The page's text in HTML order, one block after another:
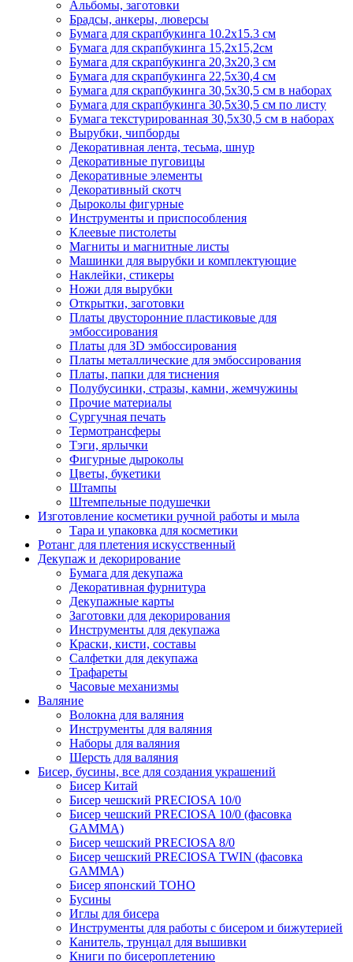
Альбомы, заготовки
Брадсы, анкеры, люверсы
Бумага для скрапбукинга 10.2х15.3 см
Бумага для скрапбукинга 15,2х15,2см
Бумага для скрапбукинга 20,3х20,3 см
Бумага для скрапбукинга 22,5х30,4 см
Бумага для скрапбукинга 30,5х30,5 см в наборах
Бумага для скрапбукинга 30,5х30,5 см по листу
Бумага текстурированная 30,5х30,5 см в наборах
Вырубки, чипборды
Декоративная лента, тесьма, шнур
Декоративные пуговицы
Декоративные элементы
Декоративный скотч
Дыроколы фигурные
Инструменты и приспособления
Клеевые пистолеты
Магниты и магнитные листы
Машинки для вырубки и комплектующие
Наклейки, стикеры
Ножи для вырубки
Открытки, заготовки
Платы двусторонние пластиковые для
эмбоссирования
Платы для 3D эмбоссирования
Платы металлические для эмбоссирования
Платы, папки для тиснения
Полубусинки, стразы, камни, жемчужины
Прочие материалы
Сургучная печать
Термотрансферы
Тэги, ярлычки
Фигурные дыроколы
Цветы, букетики
Штампы
Штемпельные подушечки
Изготовление косметики ручной работы и мыла
Тара и упаковка для косметики
Ротанг для плетения искусственный
Декупаж и декорирование
Бумага для декупажа
Декоративная фурнитура
Декупажные карты
Заготовки для декорирования
Инструменты для декупажа
Краски, кисти, составы
Салфетки для декупажа
Трафареты
Часовые механизмы
Валяние
Волокна для валяния
Инструменты для валяния
Наборы для валяния
Шерсть для валяния
Бисер, бусины, все для создания украшений
Бисер Китай
Бисер чешский PRECIOSA 10/0
Бисер чешский PRECIOSA 10/0 (фасовка
GAMMA)
Бисер чешский PRECIOSA 8/0
Бисер чешский PRECIOSA TWIN (фасовка
GAMMA)
Бисер японский TOHO
Бусины
Иглы для бисера
Инструменты для работы с бисером и бижутерией
Канитель, трунцал для вышивки
Книги по бисероплетению